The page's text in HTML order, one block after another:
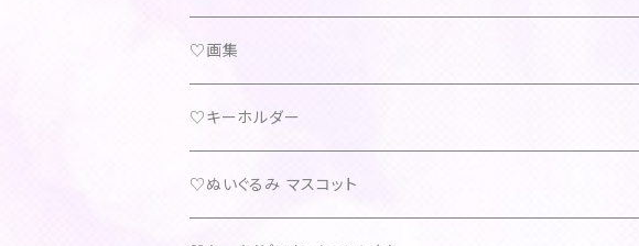
♡画集
♡キーホルダー
♡ぬいぐるみ マスコット